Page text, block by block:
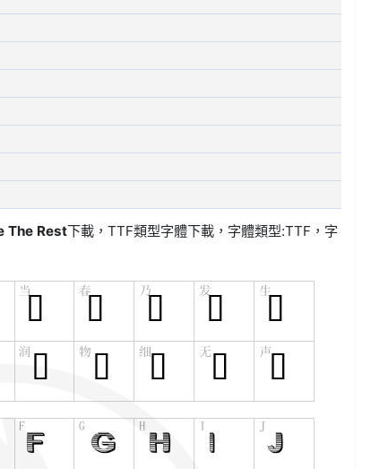
The Rest下載，TTF類型字體下載，字體類型:TTF ，字